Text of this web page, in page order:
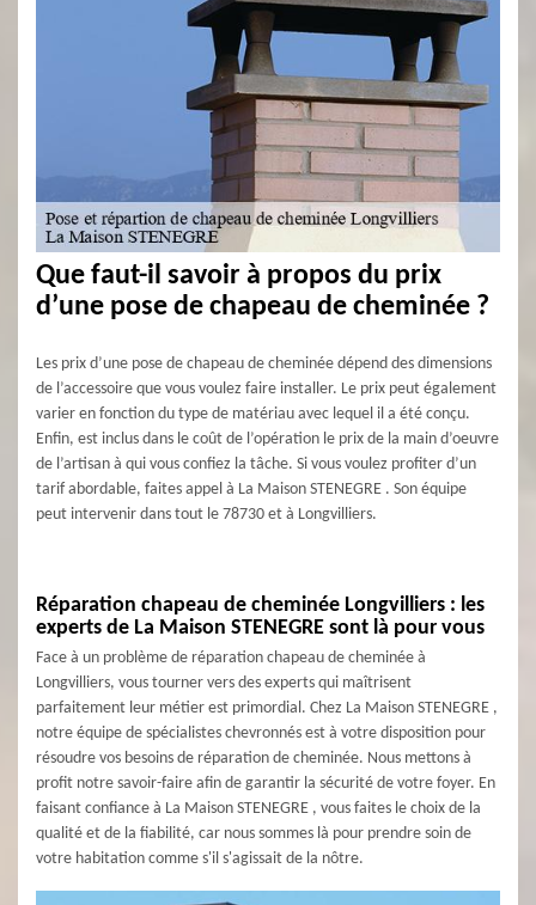
Que faut-il savoir à propos du prix
d’une pose de chapeau de cheminée ?
Les prix d’une pose de chapeau de cheminée dépend des dimensions
de l’accessoire que vous voulez faire installer. Le prix peut également
varier en fonction du type de matériau avec lequel il a été conçu.
Enfin, est inclus dans le coût de l’opération le prix de la main d’oeuvre
de l’artisan à qui vous confiez la tâche. Si vous voulez profiter d’un
tarif abordable, faites appel à La Maison STENEGRE . Son équipe
peut intervenir dans tout le 78730 et à Longvilliers.
Réparation chapeau de cheminée Longvilliers : les
experts de La Maison STENEGRE sont là pour vous
Face à un problème de réparation chapeau de cheminée à
Longvilliers, vous tourner vers des experts qui maîtrisent
parfaitement leur métier est primordial. Chez La Maison STENEGRE ,
notre équipe de spécialistes chevronnés est à votre disposition pour
résoudre vos besoins de réparation de cheminée. Nous mettons à
profit notre savoir-faire afin de garantir la sécurité de votre foyer. En
faisant confiance à La Maison STENEGRE , vous faites le choix de la
qualité et de la fiabilité, car nous sommes là pour prendre soin de
votre habitation comme s'il s'agissait de la nôtre.